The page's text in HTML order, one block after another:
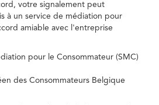
votre signalement peut
à un service de médiation pour
amiable avec l'entreprise
pour le Consommateur (SMC)
des Consommateurs Belgique